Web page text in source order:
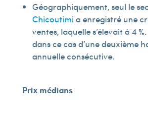
Géographiquement, seul le
Chicoutimi a enregistré une
ventes, laquelle s’élevait à 4
dans ce cas d’une deuxième
annuelle consécutive.
Prix médians